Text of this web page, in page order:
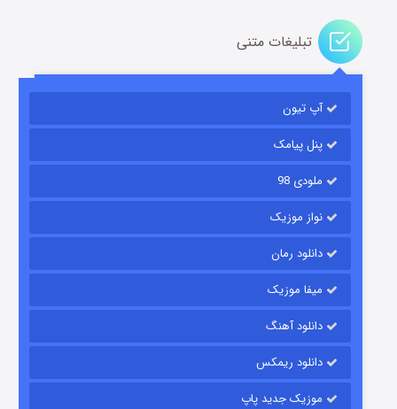
باب اسفنجی فصل ۱۷
قسمت۶ (زیرنویس) منتشر شد
قسمت۱۵ (دوبله) منتشر شد
تبلیغات متنی
آپ تیون
پنل پیامک
ملودی 98
نواز موزیک
دانلود رمان
میفا موزیک
دانلود آهنگ
دانلود ریمکس
موزیک جدید پاپ